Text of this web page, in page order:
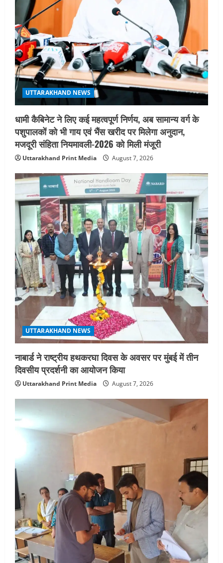
August 6, 2026
4
UTTARAKHAND NEWS
तीलू रौतेली पुरस्कार के लिए 13 वीरांगनाओं का
चयन : रेखा आर्या
August 6, 2026
5
UTTARAKHAND NEWS
मिस उत्तराखंड 2026 के सब-कॉन्टेस्ट ‘मिस
ब्यूटीफुल आइज़’ एवं ‘मिस ब्यूटीफुल हेयर’ का
आयोजन
August 5, 2026
UTTARAKHAND NEWS
धामी कैबिनेट ने लिए कई महत्वपूर्ण निर्णय, अब सामान्य वर्ग के
पशुपालकों को भी गाय एवं भैंस खरीद पर मिलेगा अनुदान,
मजदूरी संहिता नियमावली-2026 को मिली मंजूरी
Uttarakhand Print Media August 7, 2026
UTTARAKHAND NEWS
नाबार्ड ने राष्ट्रीय हथकरघा दिवस के अवसर पर मुंबई में तीन
दिवसीय प्रदर्शनी का आयोजन किया
Uttarakhand Print Media August 7, 2026